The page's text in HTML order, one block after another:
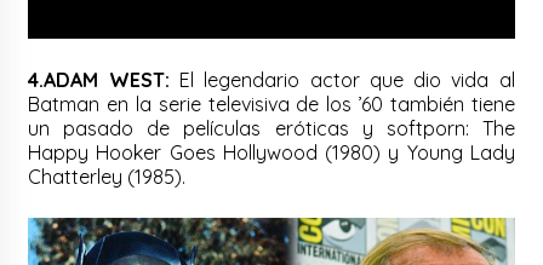
4.ADAM WEST: El legendario actor que dio vida al
Batman en la serie televisiva de los ’60 también tiene
un pasado de películas eróticas y softporn: The
Happy Hooker Goes Hollywood (1980) y Young Lady
Chatterley (1985).